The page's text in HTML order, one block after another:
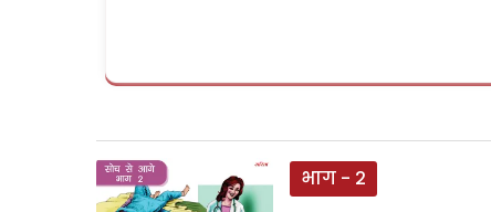
भाग - 2